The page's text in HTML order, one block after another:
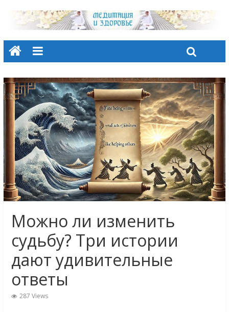
Можно ли изменить
судьбу? Три истории
дают удивительные
ответы
287 Views